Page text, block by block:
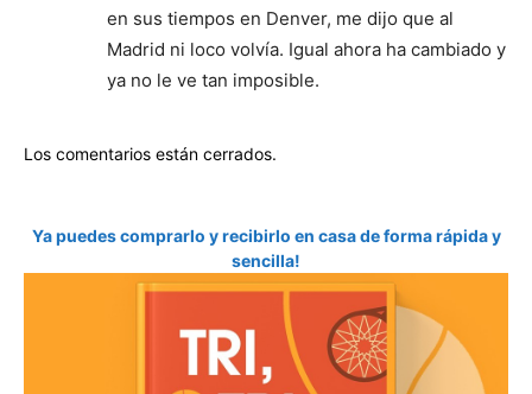
en sus tiempos en Denver, me dijo que al
Madrid ni loco volvía. Igual ahora ha cambiado y
ya no le ve tan imposible.
Los comentarios están cerrados.
Ya puedes comprarlo y recibirlo en casa de forma rápida y
sencilla!